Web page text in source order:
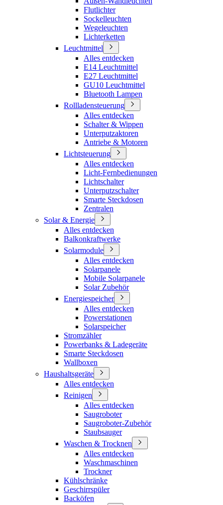
Flutlichter
Sockelleuchten
Wegeleuchten
Lichterketten
Leuchtmittel
Alles entdecken
E14 Leuchtmittel
E27 Leuchtmittel
GU10 Leuchtmittel
Bluetooth Lampen
Rollladensteuerung
Alles entdecken
Schalter & Wippen
Unterputzaktoren
Antriebe & Motoren
Lichtsteuerung
Alles entdecken
Licht-Fernbedienungen
Lichtschalter
Unterputzschalter
Smarte Steckdosen
Zentralen
Solar & Energie
Alles entdecken
Balkonkraftwerke
Solarmodule
Alles entdecken
Solarpanele
Mobile Solarpanele
Solar Zubehör
Energiespeicher
Alles entdecken
Powerstationen
Solarspeicher
Stromzähler
Powerbanks & Ladegeräte
Smarte Steckdosen
Wallboxen
Haushaltsgeräte
Alles entdecken
Reinigen
Alles entdecken
Saugroboter
Saugroboter-Zubehör
Staubsauger
Waschen & Trocknen
Alles entdecken
Waschmaschinen
Trockner
Kühlschränke
Geschirrspüler
Backöfen